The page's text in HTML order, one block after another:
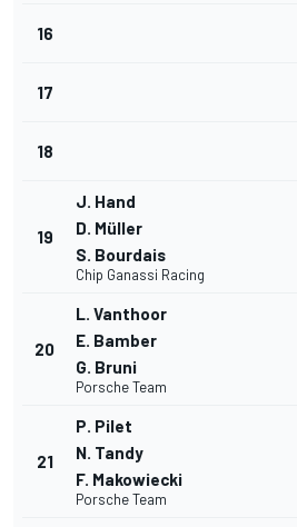
16
17
18
19
J. Hand
D. Müller
S. Bourdais
Chip Ganassi Racing
20
L. Vanthoor
E. Bamber
G. Bruni
Porsche Team
21
P. Pilet
N. Tandy
F. Makowiecki
Porsche Team